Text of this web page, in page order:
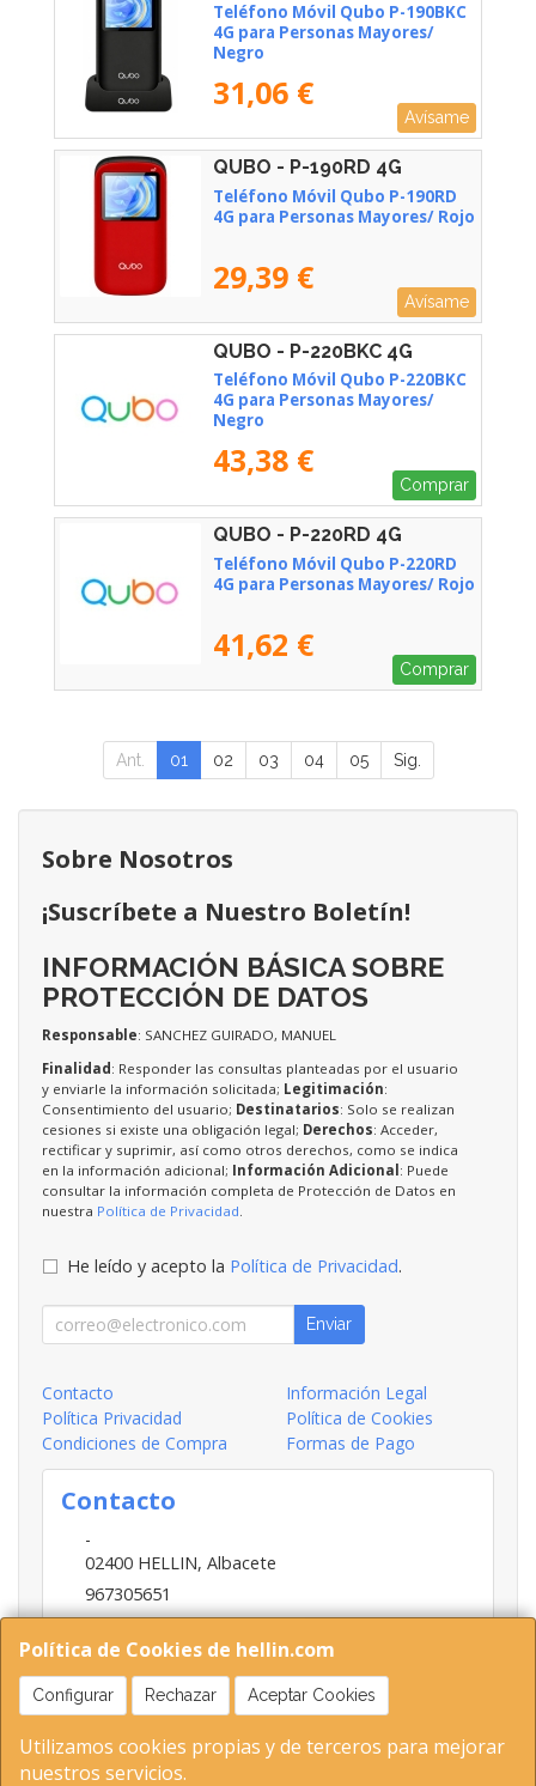
Teléfono Móvil Qubo P-190BKC
4G para Personas Mayores/
Negro
31,06 €
Avísame
QUBO - P-190RD 4G
Teléfono Móvil Qubo P-190RD
4G para Personas Mayores/ Rojo
29,39 €
Avísame
QUBO - P-220BKC 4G
Teléfono Móvil Qubo P-220BKC
4G para Personas Mayores/
Negro
43,38 €
Comprar
QUBO - P-220RD 4G
Teléfono Móvil Qubo P-220RD
4G para Personas Mayores/ Rojo
41,62 €
Comprar
Ant. 01 02 03 04 05 Sig.
Política de Cookies de hellin.com
Configurar Rechazar Aceptar Cookies
Utilizamos cookies propias y de terceros para mejorar
nuestros servicios.
Sobre Nosotros
¡Suscríbete a Nuestro Boletín!
INFORMACIÓN BÁSICA SOBRE
PROTECCIÓN DE DATOS
Responsable: SANCHEZ GUIRADO, MANUEL
Finalidad : Responder las consultas planteadas por el usuario
y enviarle la información solicitada; Legitimación:
Consentimiento del usuario; Destinatarios: Solo se realizan
cesiones si existe una obligación legal; Derechos: Acceder,
rectificar y suprimir, así como otros derechos, como se indica
en la información adicional; Información Adicional : Puede
consultar la información completa de Protección de Datos en
nuestra Política de Privacidad
He leído y acepto la Política de Privacidad.
Enviar
Contacto
Información Legal
Política Privacidad
Política de Cookies
Condiciones de Compra
Formas de Pago
Contacto
-
02400 HELLIN, Albacete
967305651
INFO@HELLIN.COM
Horario
09:00-13:30; 16:30-20:30